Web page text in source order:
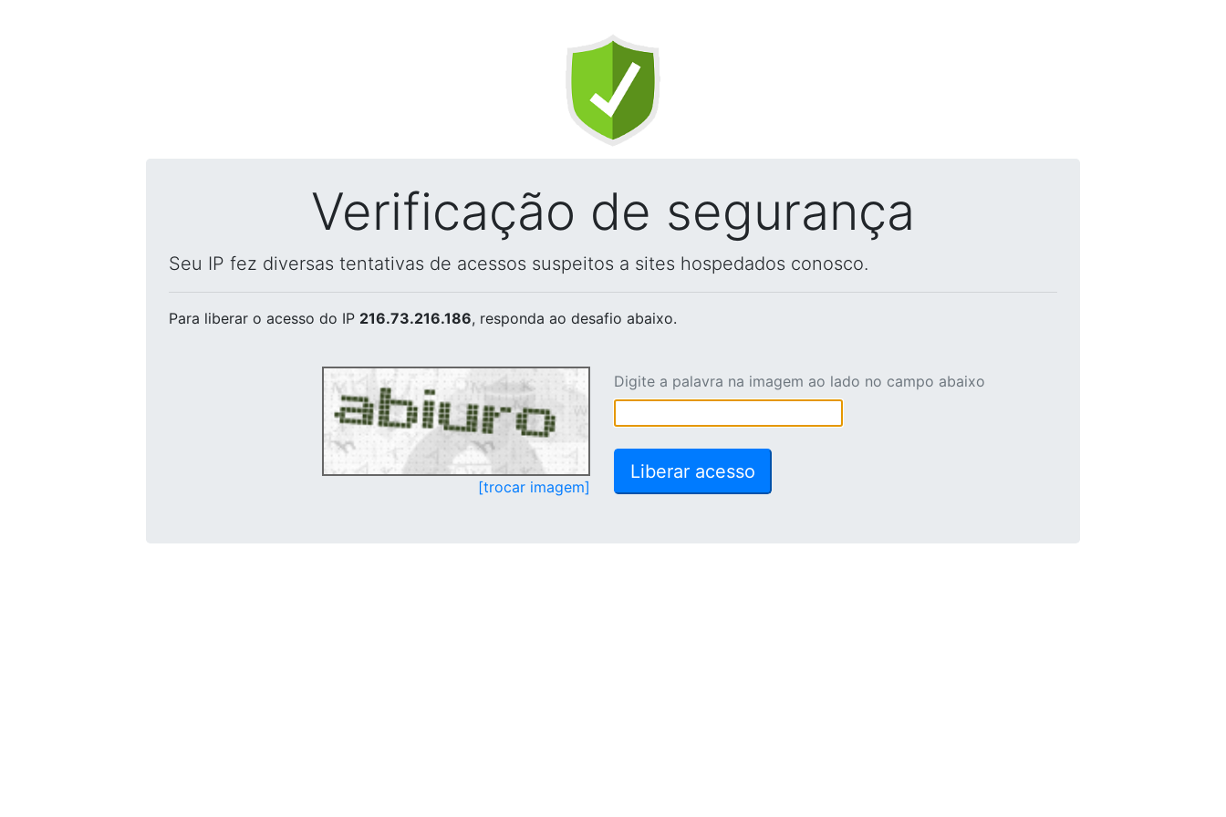
Verificação de segurança
Seu IP fez diversas tentativas de acessos suspeitos a sites hospedados conosco.
Para liberar o acesso do IP 216.73.216.186, responda ao desafio abaixo.
[trocar imagem]
Digite a palavra na imagem ao lado no campo abaixo